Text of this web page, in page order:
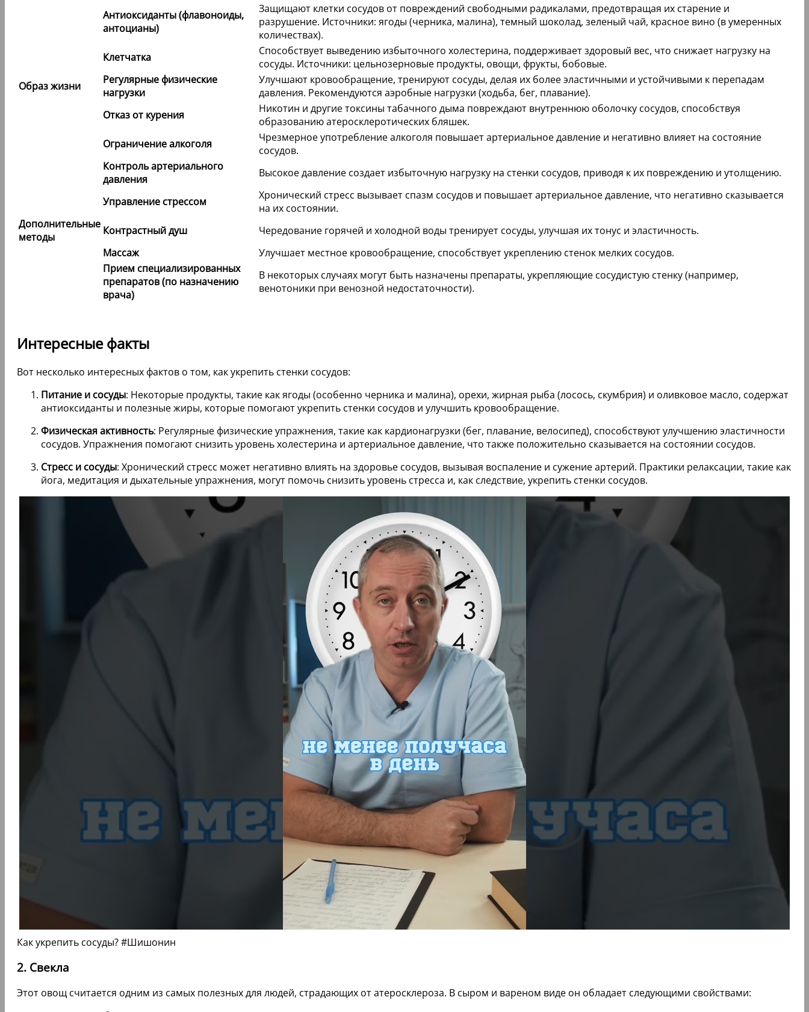
Антиоксиданты (флавоноиды,
антоцианы)
Защищают клетки сосудов от повреждений свободными радикалами, предотвращая их старение и
разрушение. Источники: ягоды (черника, малина), темный шоколад, зеленый чай, красное вино (в умеренных
количествах).
Клетчатка
Способствует выведению избыточного холестерина, поддерживает здоровый вес, что снижает нагрузку на
сосуды. Источники: цельнозерновые продукты, овощи, фрукты, бобовые.
Образ жизни
Регулярные физические
нагрузки
Улучшают кровообращение, тренируют сосуды, делая их более эластичными и устойчивыми к перепадам
давления. Рекомендуются аэробные нагрузки (ходьба, бег, плавание).
Отказ от курения
Никотин и другие токсины табачного дыма повреждают внутреннюю оболочку сосудов, способствуя
образованию атеросклеротических бляшек.
Ограничение алкоголя
Чрезмерное употребление алкоголя повышает артериальное давление и негативно влияет на состояние
сосудов.
Контроль артериального
давления
Высокое давление создает избыточную нагрузку на стенки сосудов, приводя к их повреждению и утолщению.
Управление стрессом
Хронический стресс вызывает спазм сосудов и повышает артериальное давление, что негативно сказывается
на их состоянии.
Дополнительные
методы
Контрастный душ
Чередование горячей и холодной воды тренирует сосуды, улучшая их тонус и эластичность.
Массаж
Улучшает местное кровообращение, способствует укреплению стенок мелких сосудов.
Прием специализированных
препаратов (по назначению
врача)
В некоторых случаях могут быть назначены препараты, укрепляющие сосудистую стенку (например,
венотоники при венозной недостаточности).
Интересные факты
Вот несколько интересных фактов о том, как укрепить стенки сосудов:
Питание и сосуды: Некоторые продукты, такие как ягоды (особенно черника и малина), орехи, жирная рыба (лосось, скумбрия) и оливковое масло, содержат
антиоксиданты и полезные жиры, которые помогают укрепить стенки сосудов и улучшить кровообращение.
Физическая активность: Регулярные физические упражнения, такие как кардионагрузки (бег, плавание, велосипед), способствуют улучшению эластичности
сосудов. Упражнения помогают снизить уровень холестерина и артериальное давление, что также положительно сказывается на состоянии сосудов.
Стресс и сосуды: Хронический стресс может негативно влиять на здоровье сосудов, вызывая воспаление и сужение артерий. Практики релаксации, такие как
йога, медитация и дыхательные упражнения, могут помочь снизить уровень стресса и, как следствие, укрепить стенки сосудов.
Как укрепить сосуды? #Шишонин
2. Свекла
Этот овощ считается одним из самых полезных для людей, страдающих от атеросклероза. В сыром и вареном виде он обладает следующими свойствами: